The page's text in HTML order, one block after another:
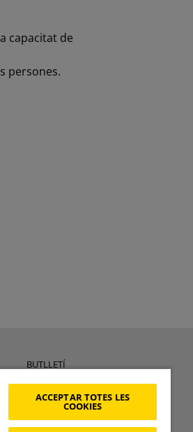
capacitat de
persones.
BUTLLETÍ
ACCEPTAR TOTES LES
COOKIES